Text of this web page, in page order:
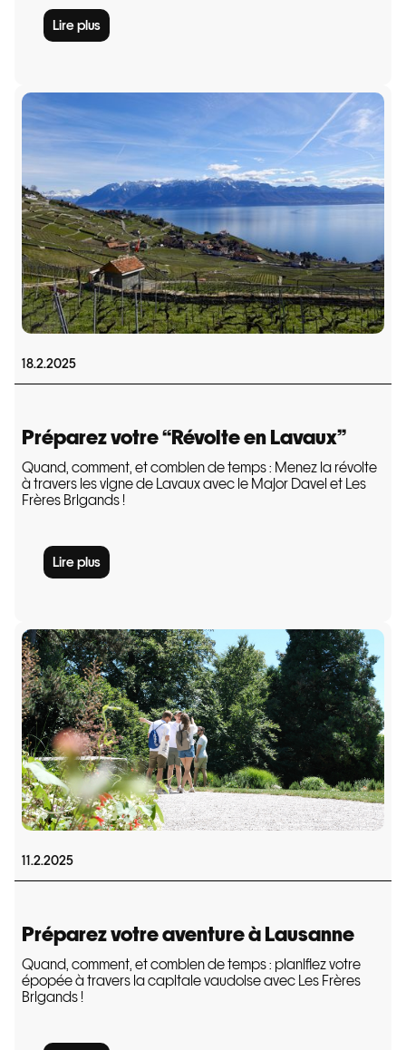
Lire plus
18.2.2025
Préparez votre “Révolte en Lavaux”
Quand, comment, et combien de temps : Menez la révolte
à travers les vigne de Lavaux avec le Major Davel et Les
Frères Brigands !
Lire plus
11.2.2025
Préparez votre aventure à Lausanne
Quand, comment, et combien de temps : planifiez votre
épopée à travers la capitale vaudoise avec Les Frères
Brigands !